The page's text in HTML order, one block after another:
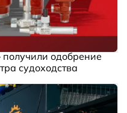
одобрение
судоходства